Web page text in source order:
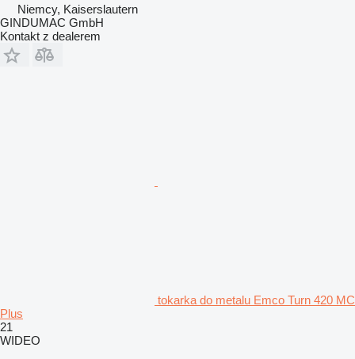
Niemcy, Kaiserslautern
GINDUMAC GmbH
Kontakt z dealerem
tokarka do metalu Emco Turn 420 MC
Plus
21
WIDEO